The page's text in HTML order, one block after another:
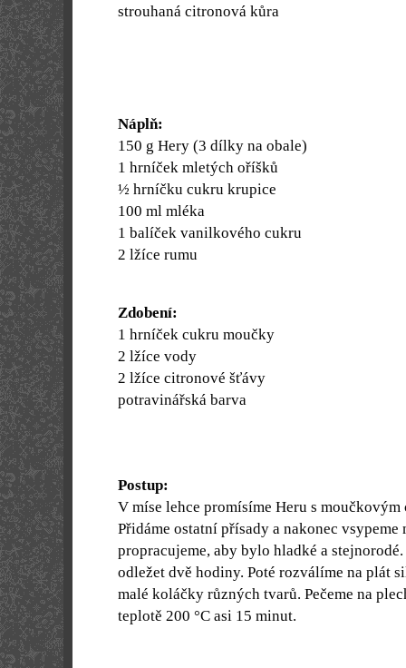
strouhaná citronová kůra
Náplň:
150 g Hery (3 dílky na obale)
1 hrníček mletých oříšků
½ hrníčku cukru krupice
100 ml mléka
1 balíček vanilkového cukru
2 lžíce rumu
Zdobení:
1 hrníček cukru moučky
2 lžíce vody
2 lžíce citronové šťávy
potravinářská barva
Postup:
V míse lehce promísíme Heru s moučkovým
Přidáme ostatní přísady a nakonec vsypeme
propracujeme, aby bylo hladké a
odležet dvě hodiny. Poté rozválíme na plát
malé koláčky různých tvarů. Pečeme na
teplotě 200 °C asi 15 minut.